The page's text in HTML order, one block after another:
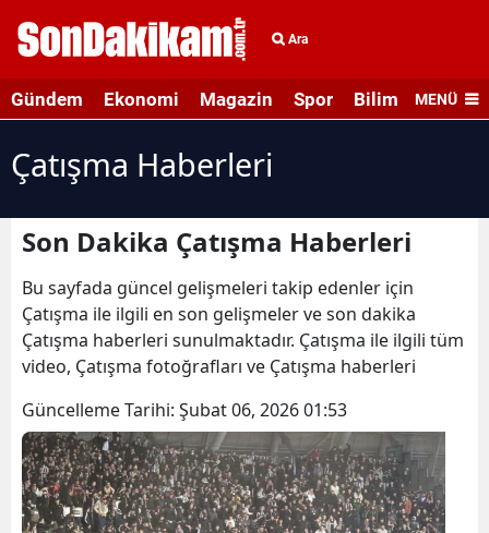
Ara
Gündem Ekonomi Magazin Spor Bilim veMENÜ
Çatışma Haberleri
Son Dakika Çatışma Haberleri
Bu sayfada güncel gelişmeleri takip edenler için
Çatışma ile ilgili en son gelişmeler ve son dakika
Çatışma haberleri sunulmaktadır. Çatışma ile ilgili tüm
video, Çatışma fotoğrafları ve Çatışma haberleri
Güncelleme Tarihi: Şubat 06, 2026 01:53